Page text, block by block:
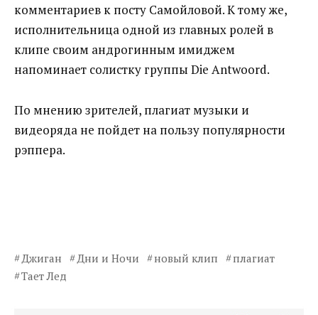
комментариев к посту Самойловой. К тому же,
исполнительница одной из главных ролей в
клипе своим андрогинным имиджем
напоминает солистку группы Die Antwoord.
По мнению зрителей, плагиат музыки и
видеоряда не пойдет на пользу популярности
рэппера.
Джиган Дни и Ночи новый клип
плагиат
Тает Лед